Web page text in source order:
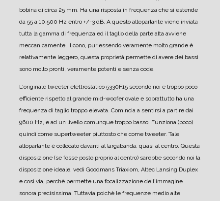
bobina di circa 25 mm. Ha una risposta in frequenza che si estende
da 55 a 10.500 Hz entro +/-3 dB. A questo altoparlante viene inviata
tutta la gamma di frequenza ed il taglio della parte alta avviene
meccanicamente. Il cono, pur essendo veramente molto grande è
relativamente leggero, questa proprietà permette di avere dei bassi
sono molto pronti, veramente potenti e senza code.
L'originale tweeter elettrostatico 5330F15 secondo noi è troppo poco
efficiente rispetto al grande mid-woofer ovale e soprattutto ha una
frequenza di taglio troppo elevata. Comincia a sentirsi a partire dai
9600 Hz, e ad un livello comunque troppo basso. Funziona (poco)
quindi come supertweeter piuttosto che come tweeter. Tale
altoparlante è collocato davanti al largabanda, quasi al centro. Questa
disposizione (se fosse posto proprio al centro) sarebbe secondo noi la
disposizione ideale, vedi Goodmans Triaxiom, Altec Lansing Duplex
e così via, perchè permette una focalizzazione dell'immagine
sonora precisissima. Tuttavia poichè le frequenze medio alte